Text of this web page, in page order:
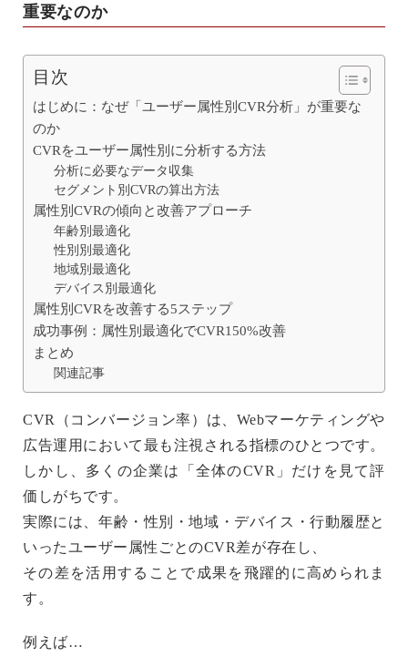
重要なのか
目次
はじめに：なぜ「ユーザー属性別CVR分析」が重要な
のか
CVRをユーザー属性別に分析する方法
分析に必要なデータ収集
セグメント別CVRの算出方法
属性別CVRの傾向と改善アプローチ
年齢別最適化
性別別最適化
地域別最適化
デバイス別最適化
属性別CVRを改善する5ステップ
成功事例：属性別最適化でCVR150%改善
まとめ
関連記事
CVR（コンバージョン率）は、Webマーケティングや
広告運用において最も注視される指標のひとつです。
しかし、多くの企業は「全体のCVR」だけを見て評
価しがちです。
実際には、年齢・性別・地域・デバイス・行動履歴と
いったユーザー属性ごとのCVR差が存在し、
その差を活用することで成果を飛躍的に高められま
す。
例えば…